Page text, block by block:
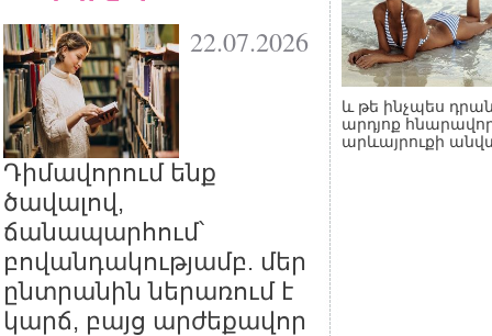
22.07.2026
Դիմավորում ենք
ծավալով,
ճանապարհում՝
բովանդակությամբ. մեր
ընտրանին ներառում է
կարճ, բայց արժեքավոր
և թե ինչպես
արդյոք
արևայրուքի